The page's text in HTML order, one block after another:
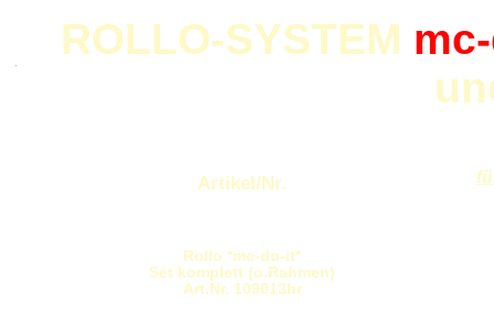
ROLLO-SYSTEM
Artikel/Nr.
Rollo *mc-do-it*
Set komplett (o.Rahmen)
Art.Nr. 109013br